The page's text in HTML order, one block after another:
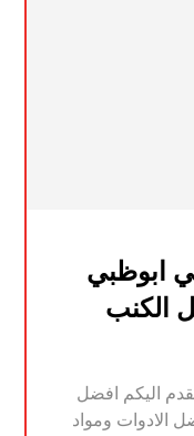
ابوظبي
اليكم افضل
الادوات ومواد